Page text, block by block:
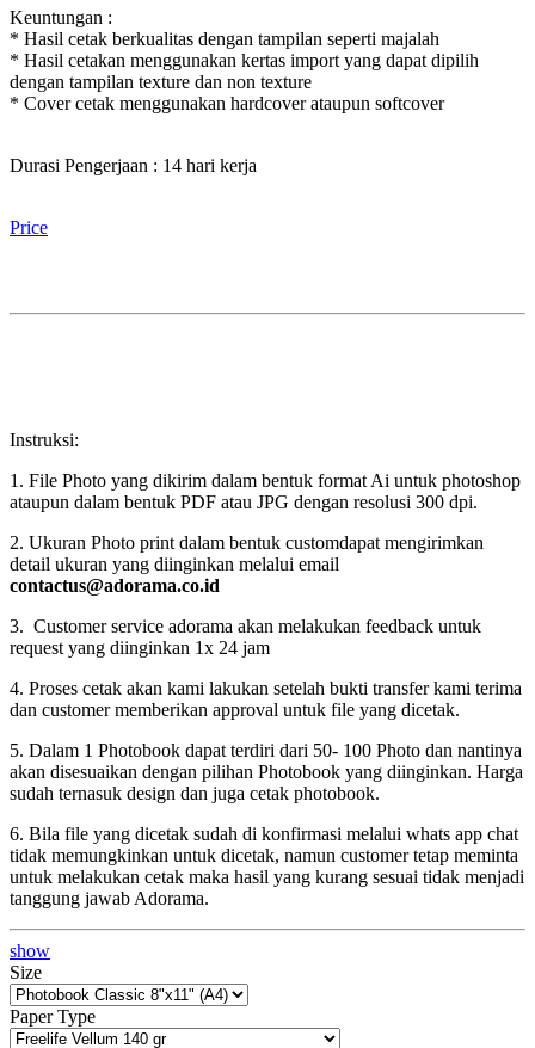
Keuntungan :
* Hasil cetak berkualitas dengan tampilan seperti majalah
* Hasil cetakan menggunakan kertas import yang dapat dipilih
dengan tampilan texture dan non texture
* Cover cetak menggunakan hardcover ataupun softcover
Durasi Pengerjaan : 14 hari kerja
Price
Instruksi:
1. File Photo yang dikirim dalam bentuk format Ai untuk photoshop
ataupun dalam bentuk PDF atau JPG dengan resolusi 300 dpi.
2. Ukuran Photo print dalam bentuk customdapat mengirimkan
detail ukuran yang diinginkan melalui email
contactus@adorama.co.id
3. Customer service adorama akan melakukan feedback untuk
request yang diinginkan 1x 24 jam
4. Proses cetak akan kami lakukan setelah bukti transfer kami terima
dan customer memberikan approval untuk file yang dicetak.
5. Dalam 1 Photobook dapat terdiri dari 50- 100 Photo dan nantinya
akan disesuaikan dengan pilihan Photobook yang diinginkan. Harga
sudah ternasuk design dan juga cetak photobook.
6. Bila file yang dicetak sudah di konfirmasi melalui whats app chat
tidak memungkinkan untuk dicetak, namun customer tetap meminta
untuk melakukan cetak maka hasil yang kurang sesuai tidak menjadi
tanggung jawab Adorama.
show
Size
Paper Type